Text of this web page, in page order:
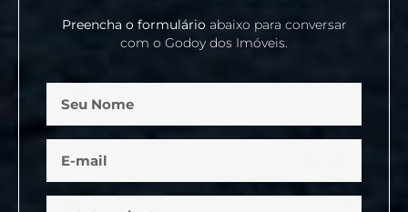
Preencha o formulárioabaixo para conversar
com o Godoy dos Imóveis.